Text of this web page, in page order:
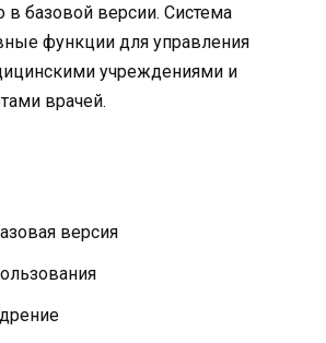
в базовой версии. Система
функции для управления
учреждениями и
врачей.
версия